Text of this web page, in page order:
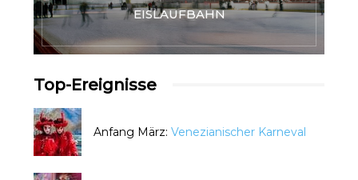
EISLAUFBAHN
Top-Ereignisse
Anfang März: Venezianischer Karneval